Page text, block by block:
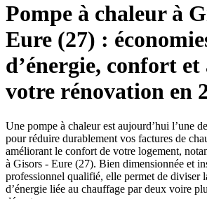
Pompe à chaleur à
Eure (27) :
d’énergie, confort
votre rénovation en
Une pompe à chaleur est aujourd’hui l’une
pour réduire durablement vos factures de
améliorant le confort de votre logement,
à Gisors - Eure (27). Bien dimensionnée et
professionnel qualifié, elle permet de diviser
d’énergie liée au chauffage par deux voire